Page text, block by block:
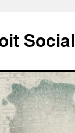
Social